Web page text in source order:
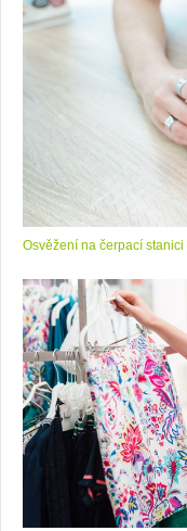
Osvěžení na čerpací stanici